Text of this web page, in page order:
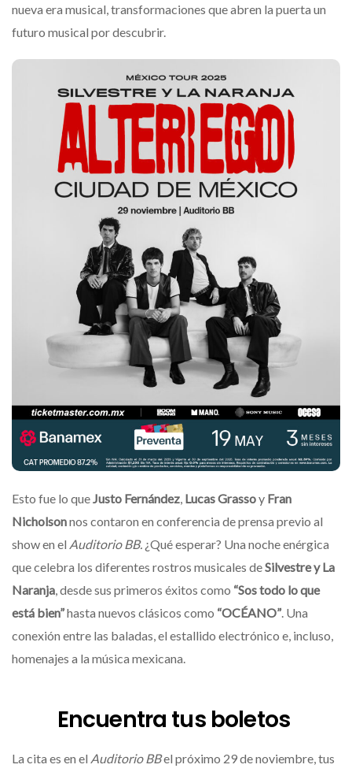
nueva era musical, transformaciones que abren la puerta un
futuro musical por descubrir.
Esto fue lo que Justo Fernández Lucas Grassoy Fran
Nicholsonnos contaron en conferencia de prensa previo al
show en el Auditorio BB. ¿Qué esperar? Una noche enérgica
que celebra los diferentes rostros musicales deSilvestre y La
Naranja , desde sus primeros éxitos como “Sos todo lo que
está bien”hasta nuevos clásicos como “OCÉANO” . Una
conexión entre las baladas, el estallido electrónico e, incluso,
homenajes a la música mexicana.
Encuentra tus boletos
La cita es en el Auditorio BBel próximo 29 de noviembre, tus